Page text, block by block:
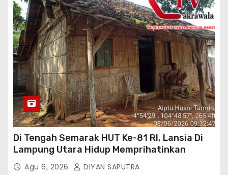
Di Tengah Semarak HUT Ke-81 RI, Lansia Di
Lampung Utara Hidup Memprihatinkan
Agu 6, 2026 DIYAN SAPUTRA